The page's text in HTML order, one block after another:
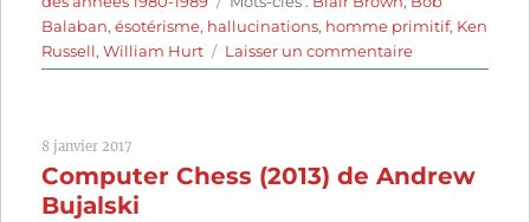
Balaban,ésotérisme, hallucinations, homme primitif, Ken
Russell,William Hurt Laisser un commentairesur
Au-
(1980)
8 janvier 2017
Computer Chess (2013) de Andrew
Bujalski